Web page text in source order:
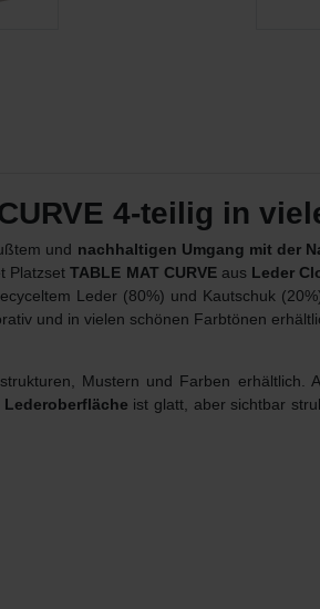
4-teilig in
und nachhaltigen Umgang mit der
PlatzsetTABLE MAT CURVEaus Leder
Leder (80%) und Kautschuk
und in vielen schönen Farbtönen
Mustern und Farben erhältlich.
Lederoberfläche ist glatt, aber sichtbar